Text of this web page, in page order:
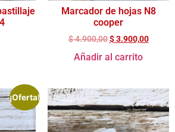
Marcador de hojas N8
cooper
$4.900,00 $3.900,00
Añadir al carrito
¡Oferta!